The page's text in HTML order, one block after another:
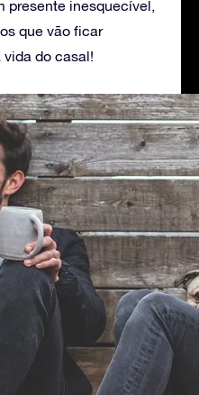
presente inesquecível,
que vão ficar
vida do casal!